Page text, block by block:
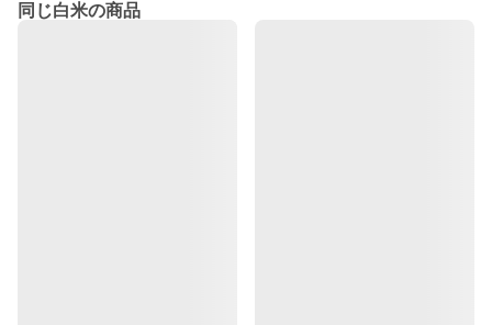
同じ白米の商品